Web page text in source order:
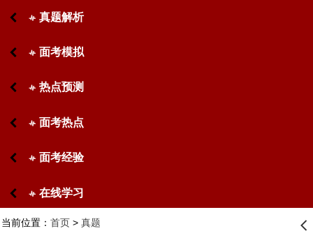
󰋙 真题解析
󰋙 面考模拟
󰋙 热点预测
󰋙 面考热点
󰋙 面考经验
󰋙 在线学习
当前位置： 首页> 真题 󰊒